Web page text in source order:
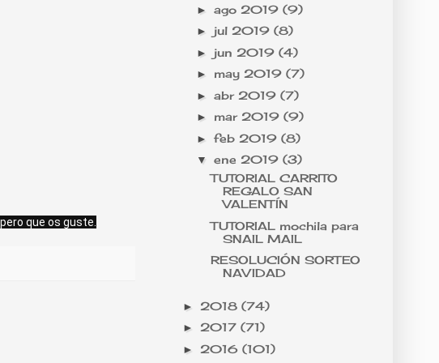
que os guste.
► ago 2019 (9)
► jul 2019 (8)
► jun 2019 (4)
► may 2019 (7)
► abr 2019 (7)
► mar 2019 (9)
► feb 2019 (8)
▼ ene 2019 (3)
TUTORIAL CARRITO
REGALO SAN
VALENTÍN
TUTORIAL mochila para
SNAIL MAIL
RESOLUCIÓN SORTEO
NAVIDAD
► 2018 (74)
► 2017 (71)
► 2016 (101)